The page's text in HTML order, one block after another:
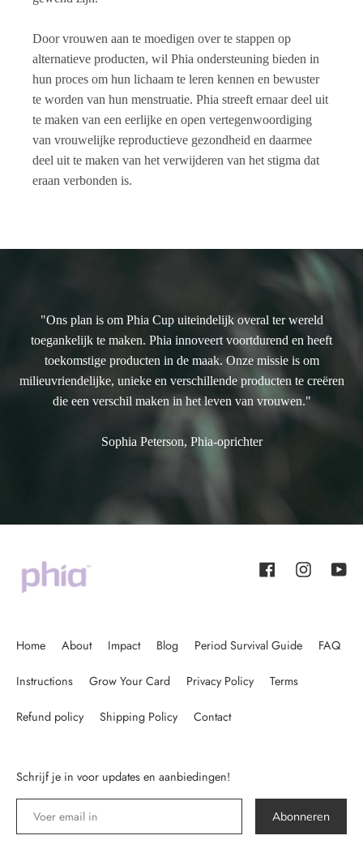
Door vrouwen aan te moedigen over te stappen op
alternatieve producten, wil Phia ondersteuning bieden in
hun proces om hun lichaam te leren kennen en bewuster
te worden van hun menstruatie. Phia streeft ernaar deel uit
te maken van een eerlijke en open vertegenwoordiging
van vrouwelijke reproductieve gezondheid en daarmee
deel uit te maken van het verwijderen van het stigma dat
eraan verbonden is.
"Ons plan is om Phia Cup uiteindelijk overal ter wereld
toegankelijk te maken. Phia innoveert voortdurend en heeft
toekomstige producten in de maak. Onze missie is om
milieuvriendelijke, unieke en verschillende producten te creëren
die een verschil maken in het leven van vrouwen."
Sophia Peterson, Phia-oprichter
Facebook Instagram
Home About Impact Blog Period Survival Guide FAQ
Instructions Grow Your Card Privacy Policy Terms
Refund policy Shipping Policy Contact
Schrijf je in voor updates en aanbiedingen!
Abonneren